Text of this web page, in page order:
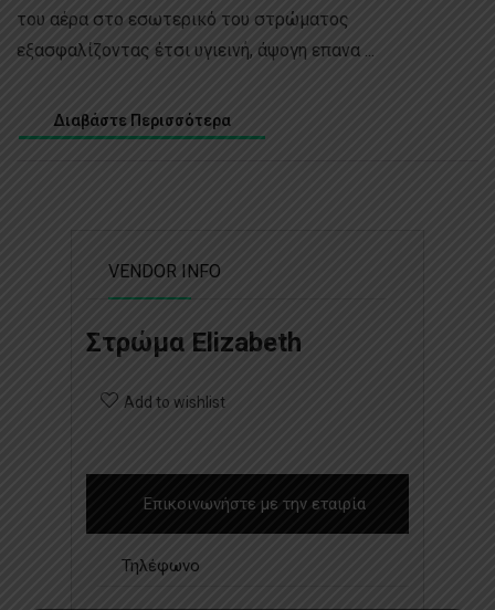
του αέρα στο εσωτερικό του στρώματος
εξασφαλίζοντας έτσι υγιεινή, άψογη επανα ...
Διαβάστε Περισσότερα
VENDOR INFO
Στρώμα Elizabeth
Add to wishlist
Επικοινωνήστε με την εταιρία
Τηλέφωνο